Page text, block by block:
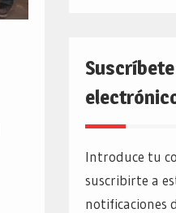
Introduce tu
suscribirte a
notificaciones